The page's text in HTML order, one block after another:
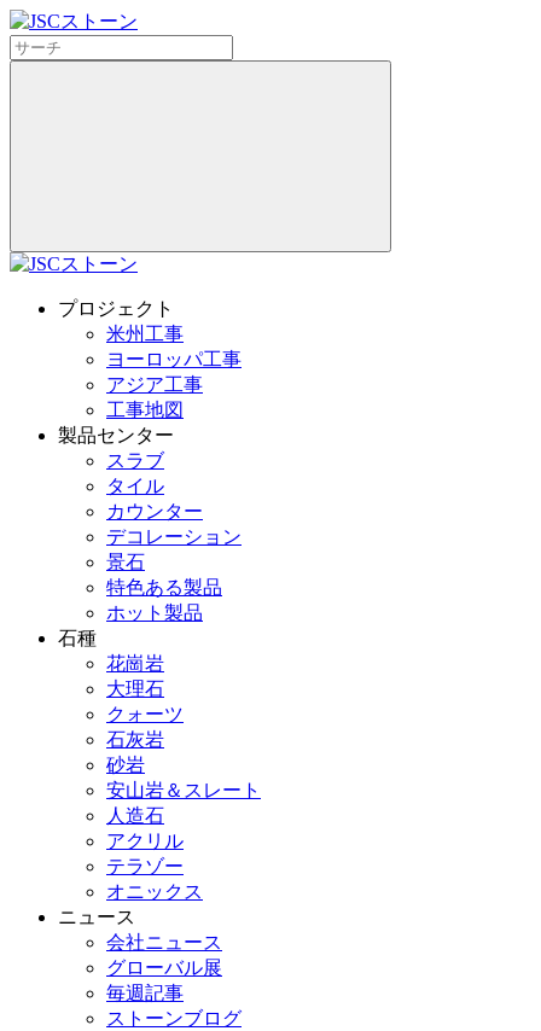
プロジェクト
米州工事
ヨーロッパ工事
アジア工事
工事地図
製品センター
スラブ
タイル
カウンター
デコレーション
景石
特色ある製品
ホット製品
石種
花崗岩
大理石
クォーツ
石灰岩
砂岩
安山岩＆スレート
人造石
アクリル
テラゾー
オニックス
ニュース
会社ニュース
グローバル展
毎週記事
ストーンブログ